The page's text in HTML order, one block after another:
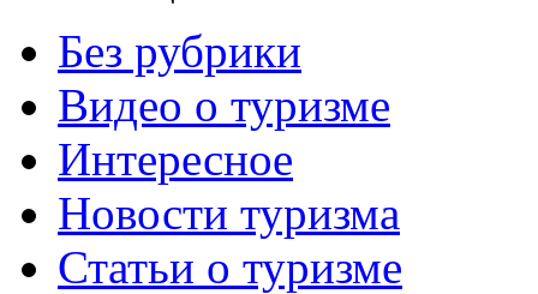
Без рубрики
Видео о туризме
Интересное
Новости туризма
Статьи о туризме